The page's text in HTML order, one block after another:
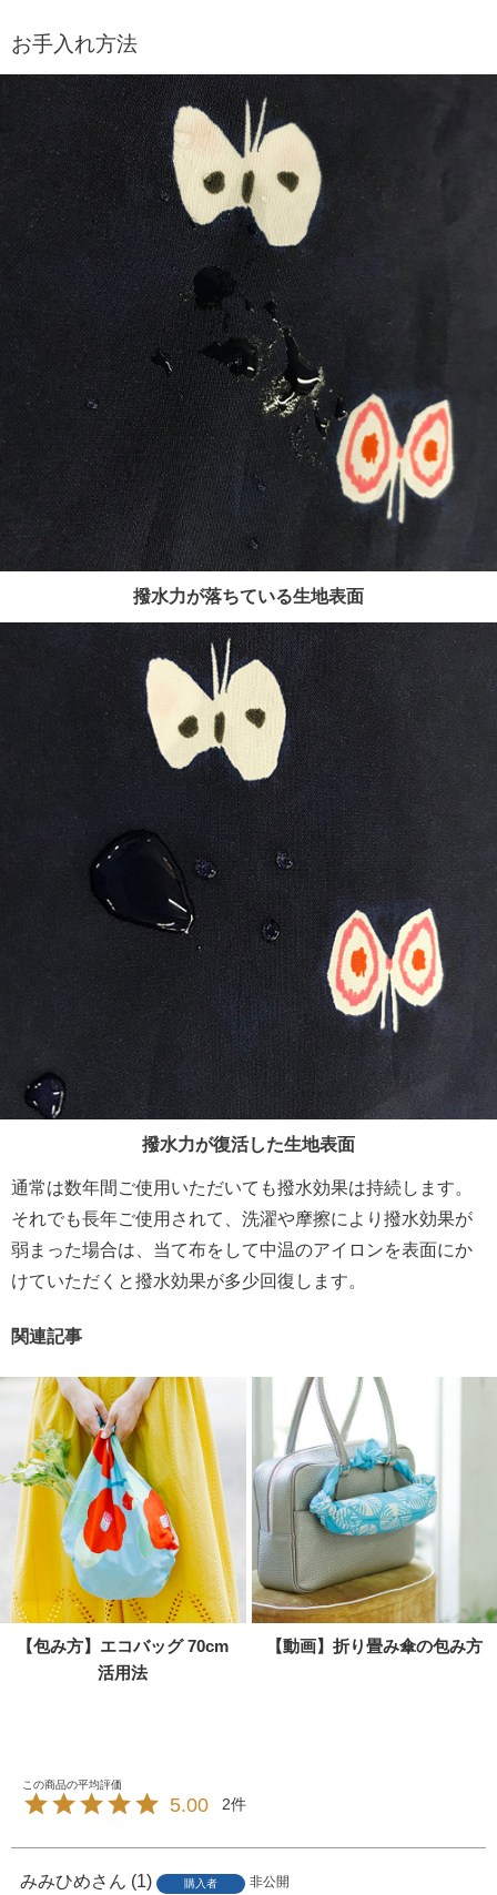
お手入れ方法
撥水力が落ちている生地表面
撥水力が復活した生地表面
通常は数年間ご使用いただいても撥水効果は持続します。
それでも長年ご使用されて、洗濯や摩擦により撥水効果が
弱まった場合は、当て布をして中温のアイロンを表面にか
けていただくと撥水効果が多少回復します。
関連記事
【包み方】エコバッグ 70cm
活用法
【動画】折り畳み傘の包み方
5.00 2
みみひめ 1 購入者 非公開